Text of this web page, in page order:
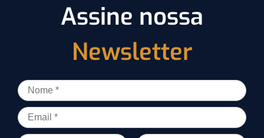
Assine nossa
Newsletter